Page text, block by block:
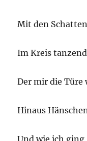
Mit den
Im Kreis
Der mir die Türe
Hinaus